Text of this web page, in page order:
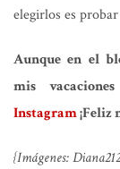
elegirlos es
Aunque en el
mis
Instagram¡Feliz
{Imágenes: